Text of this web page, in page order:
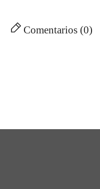
Comentarios (0)